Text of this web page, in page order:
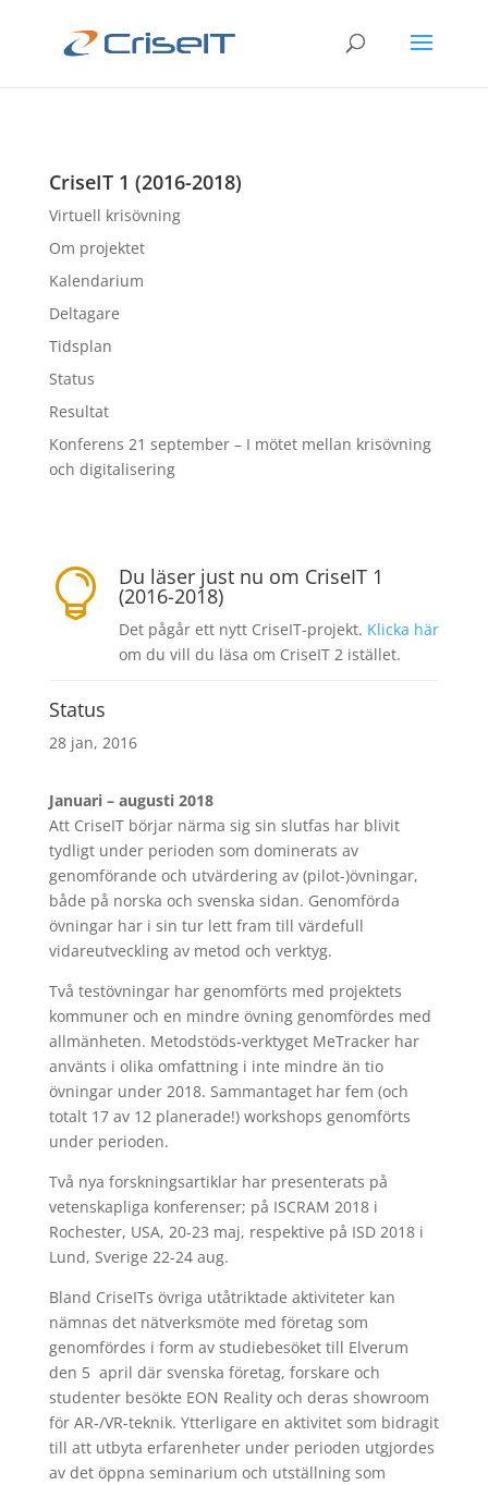
CriseIT 1 (2016-2018)
Virtuell krisövning
Om projektet
Kalendarium
Deltagare
Tidsplan
Status
Resultat
Konferens 21 september – I mötet mellan krisövning
och digitalisering
 Du läser just nu om CriseIT 1
(2016-2018)
Det pågår ett nytt CriseIT-projekt. Klicka här
om du vill du läsa om CriseIT 2 istället.
Status
28 jan, 2016
Januari – augusti 2018
Att CriseIT börjar närma sig sin slutfas har blivit
tydligt under perioden som dominerats av
genomförande och utvärdering av (pilot-)övningar,
både på norska och svenska sidan. Genomförda
övningar har i sin tur lett fram till värdefull
vidareutveckling av metod och verktyg.
Två testövningar har genomförts med projektets
kommuner och en mindre övning genomfördes med
allmänheten. Metodstöds-verktyget MeTracker har
använts i olika omfattning i inte mindre än tio
övningar under 2018. Sammantaget har fem (och
totalt 17 av 12 planerade!) workshops genomförts
under perioden.
Två nya forskningsartiklar har presenterats på
vetenskapliga konferenser; på ISCRAM 2018 i
Rochester, USA, 20-23 maj, respektive på ISD 2018 i
Lund, Sverige 22-24 aug.
Bland CriseITs övriga utåtriktade aktiviteter kan
nämnas det nätverksmöte med företag som
genomfördes i form av studiebesöket till Elverum
den 5 april där svenska företag, forskare och
studenter besökte EON Reality och deras showroom
för AR-/VR-teknik. Ytterligare en aktivitet som bidragit
till att utbyta erfarenheter under perioden utgjordes
av det öppna seminarium och utställning som